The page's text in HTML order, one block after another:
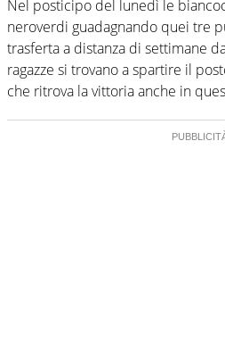
Nel posticipo del lunedì le
neroverdi guadagnando quei tre
trasferta a distanza di settimane
ragazze si trovano a spartire il
che ritrova la vittoria anche in